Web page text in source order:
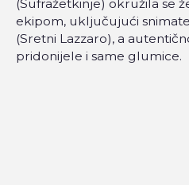
(Sufražetkinje) okružila se
ekipom, uključujući
(Sretni Lazzaro), a
pridonijele i same glumice.